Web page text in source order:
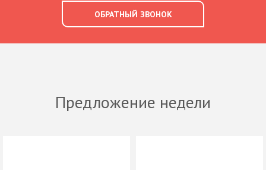
ОБРАТНЫЙ ЗВОНОК
Предложение недели